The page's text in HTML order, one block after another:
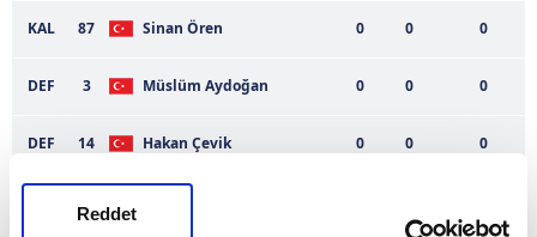
Reddet
KAL 87 Sinan Ören 0 0 0
DEF 3 Müslüm Aydoğan 0 0 0
DEF 14 Hakan Çevik 0 0 0